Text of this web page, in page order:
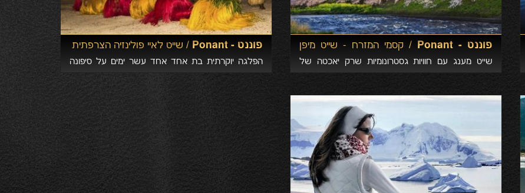
פוננט - Ponant /
קסמי המזרח - שייט מיפן
להונג קונג
שייט מענג עם חוויות גסטרונומיות שרק יאכטה של
חברת פוננט יכולה להציע לך. שילוב של הנאה צרופה
תוביל אליהם. ביקור בשלוש מדינות באסיה – יפן, סין
פוננט - Ponant / שייט לאיי פולינזיה הצרפתית
הפלגה יוקרתית בת אחד אחד עשר ימים על סיפונה
של ספינת הפאר לה סוליאל של חברת Ponant לאורך
איי פולינזיה הצרפתית, טהיטי ובורה בורה.